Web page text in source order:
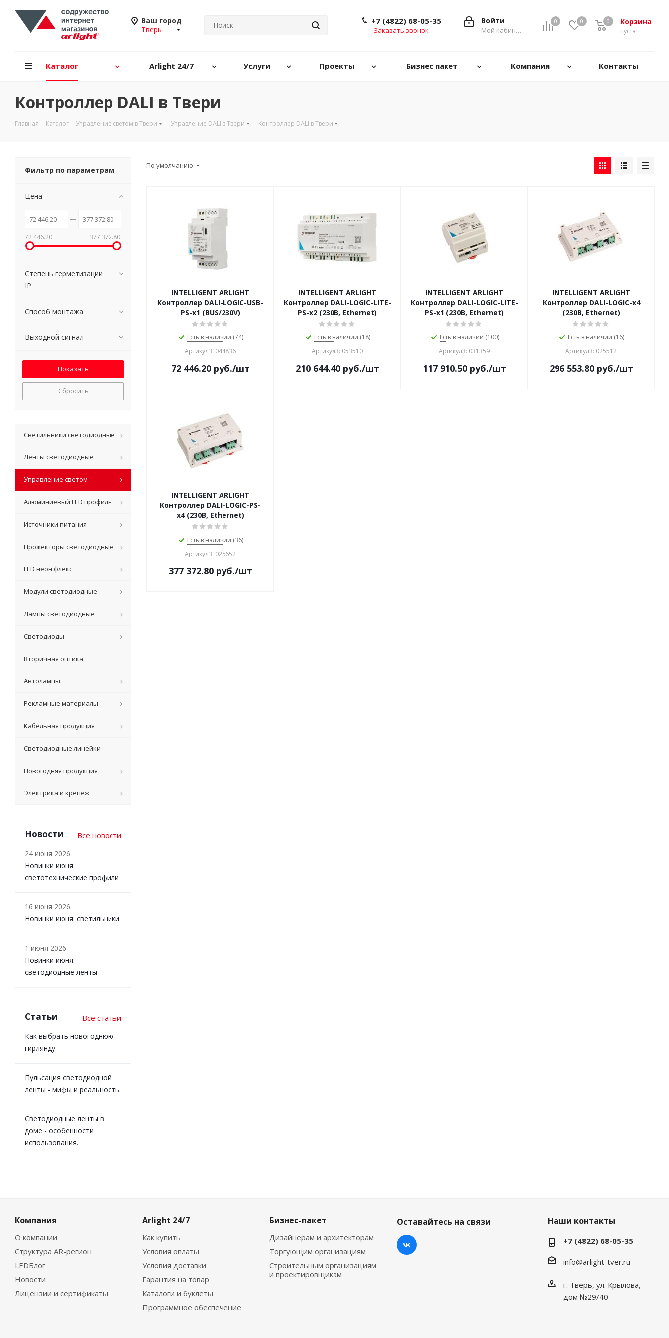
Ваш город
Тверь
0 0 Корзина
0
пуста
0
Войти
Мой кабинет
+7 (4822) 68-05-35
Заказать звонок
Каталог Arlight 24/7 Услуги Проекты Бизнес пакет Компания Контакты
Контроллер DALI в Твери
Главная - Каталог - Управление светом в Твери - Управление DALI в Твери - Контроллер DALI в Твери
По умолчанию
INTELLIGENT ARLIGHT
Контроллер DALI-LOGIC-USB-
PS-x1 (BUS/230V)
Есть в наличии (74)
Артикул3: 044836
72 446.20руб./шт
INTELLIGENT ARLIGHT
Контроллер DALI-LOGIC-LITE-
PS-x2 (230B, Ethernet)
Есть в наличии (18)
Артикул3: 053510
210 644.40руб./шт
INTELLIGENT ARLIGHT
Контроллер DALI-LOGIC-LITE-
PS-x1 (230B, Ethernet)
Есть в наличии (100)
Артикул3: 031359
117 910.50руб./шт
INTELLIGENT ARLIGHT
Контроллер DALI-LOGIC-x4
(230B, Ethernet)
Есть в наличии (16)
Артикул3: 025512
296 553.80руб./шт
INTELLIGENT ARLIGHT
Контроллер DALI-LOGIC-PS-
x4 (230B, Ethernet)
Есть в наличии (36)
Артикул3: 026652
377 372.80руб./шт
Фильтр по параметрам
Цена
72 446.20 377 372.80
Степень герметизации
IP
Способ монтажа
Выходной сигнал
Сбросить
Светильники светодиодные
Ленты светодиодные
Управление светом
Алюминиевый LED профиль
Источники питания
Прожекторы светодиодные
LED неон флекс
Модули светодиодные
Лампы светодиодные
Светодиоды
Вторичная оптика
Автолампы
Рекламные материалы
Кабельная продукция
Светодиодные линейки
Новогодняя продукция
Электрика и крепеж
Новости Все новости
24 июня 2026
Новинки июня:
светотехнические профили
16 июня 2026
Новинки июня: светильники
1 июня 2026
Новинки июня:
светодиодные ленты
Статьи Все статьи
Как выбрать новогоднюю
гирлянду
Пульсация светодиодной
ленты - мифы и реальность.
Светодиодные ленты в
доме - особенности
использования.
Компания
О компании
Структура AR-регион
LEDБлог
Новости
Лицензии и сертификаты
Arlight 24/7
Как купить
Условия оплаты
Условия доставки
Гарантия на товар
Каталоги и буклеты
Программное обеспечение
Бизнес-пакет
Дизайнерам и архитекторам
Торгующим организациям
Строительным организациям
и проектировщикам
Оставайтесь на связи Наши контакты
+7 (4822) 68-05-35
info@arlight-tver.ru
г. Тверь, ул. Крылова,
дом №29/40